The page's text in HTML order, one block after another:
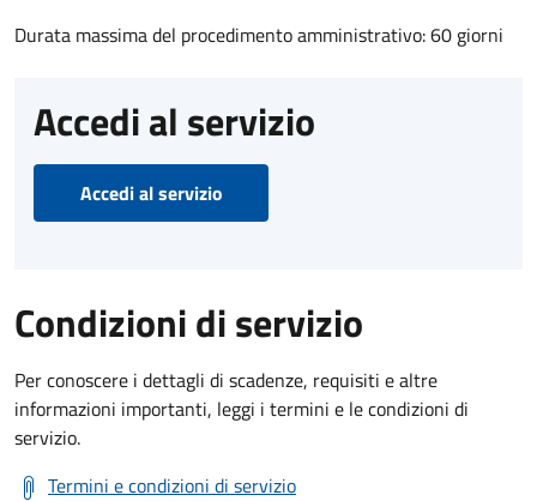
Durata massima del procedimento amministrativo: 60 giorni
Accedi al servizio
Accedi al servizio
Condizioni di servizio
Per conoscere i dettagli di scadenze, requisiti e altre
informazioni importanti, leggi i termini e le condizioni di
servizio.
Termini e condizioni di servizio